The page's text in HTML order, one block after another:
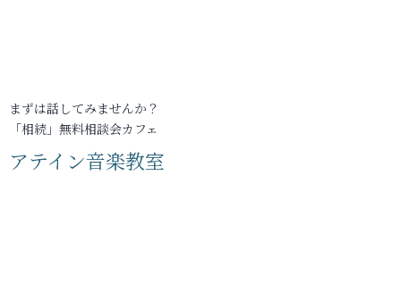
まずは話してみませんか？
「相続」無料相談会カフェ
アテイン音楽教室